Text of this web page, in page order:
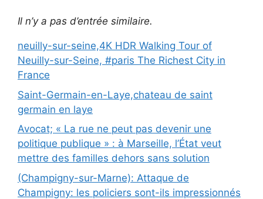
Il n’y a pas d’entrée similaire.
neuilly-sur-seine,4K HDR Walking Tour of
Neuilly-sur-Seine, #paris The Richest City in
France
Saint-Germain-en-Laye,chateau de saint
germain en laye
Avocat; « La rue ne peut pas devenir une
politique publique » : à Marseille, l’État veut
mettre des familles dehors sans solution
(Champigny-sur-Marne): Attaque de
Champigny: les policiers sont-ils impressionnés